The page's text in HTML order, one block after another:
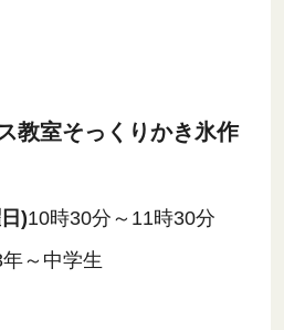
教室そっくりかき氷作
)10時30分～11時30分
～中学生